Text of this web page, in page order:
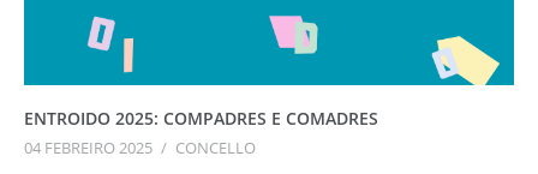
ENTROIDO 2025: COMPADRES E COMADRES
04 FEBREIRO 2025 / CONCELLO